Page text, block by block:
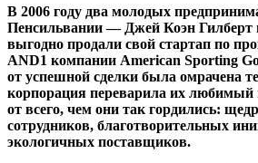
В 2006 году два молодых
Пенсильвании — Джей Коэн
выгодно продали свой стартап по
AND1 компании American Sporting
от успешной сделки была омрачена
корпорация переварила их любимый
от всего, чем они так гордились:
сотрудников, благотворительных
экологичных поставщиков.